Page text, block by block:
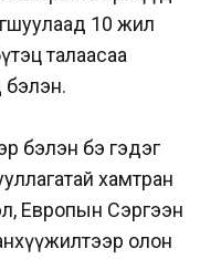
10 жил
талаасаа
бэлэн.
бэлэн бэ гэдэг
хамтран
Европын Сэргээн
олон